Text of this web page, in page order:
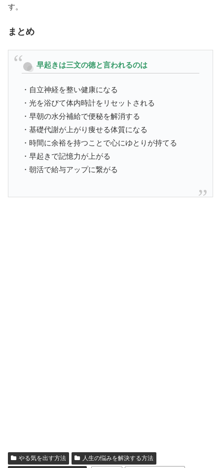
す。
まとめ
早起きは三文の徳と言われるのは
・自立神経を整い健康になる
・光を浴びて体内時計をリセットされる
・早朝の水分補給で便秘を解消する
・基礎代謝が上がり痩せる体質になる
・時間に余裕を持つことで心にゆとりが持てる
・早起きで記憶力が上がる
・朝活で給与アップに繋がる
やる気を出す方法
人生の悩みを解決する方法